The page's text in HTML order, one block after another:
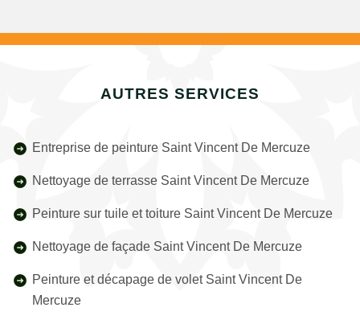
AUTRES SERVICES
Entreprise de peinture Saint Vincent De Mercuze
Nettoyage de terrasse Saint Vincent De Mercuze
Peinture sur tuile et toiture Saint Vincent De Mercuze
Nettoyage de façade Saint Vincent De Mercuze
Peinture et décapage de volet Saint Vincent De
Mercuze